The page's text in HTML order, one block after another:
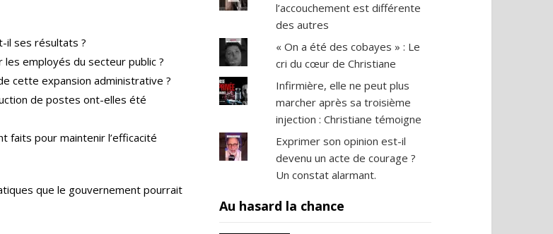
il ses résultats ?
les employés du secteur public ?
cette expansion administrative ?
de postes ont-elles été
faits pour maintenir l’efficacité
que le gouvernement pourrait
l’accouchement est différente
des autres
« On a été des cobayes » : Le
cri du cœur de Christiane
Infirmière, elle ne peut plus
marcher après sa troisième
injection : Christiane témoigne
Exprimer son opinion est-il
devenu un acte de courage ?
Un constat alarmant.
Au hasard la chance